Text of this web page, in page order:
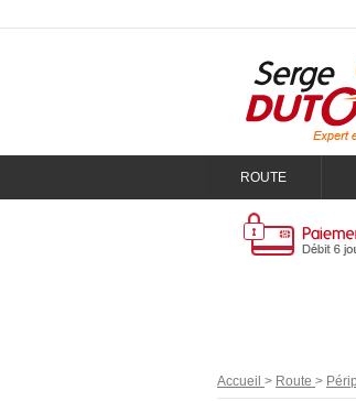
ROUTE
Accueil > Route >